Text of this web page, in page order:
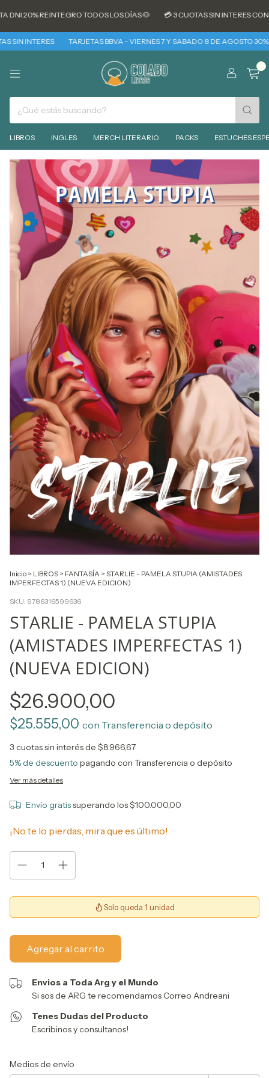
20% REINTEGRO TODOS LOS DÍAS 🐶 💳 3 CUOTAS SIN INTERES CON
INTERES TARJETAS BBVA - VIERNES 7 Y SABADO 8 DE AGOSTO 30%
LIBROS INGLES MERCH LITERARIO PACKS ESTUCHES
Inicio > LIBROS > FANTASÍA > STARLIE - PAMELA STUPIA (AMISTADES
IMPERFECTAS 1) (NUEVA EDICION)
SKU: 9786316599636
STARLIE - PAMELA STUPIA
(AMISTADES IMPERFECTAS 1)
(NUEVA EDICION)
$26.900,00
$25.555,00 con Transferencia o depósito
3 cuotas sin interés de $8.966,67
5% de descuento pagando con Transferencia o depósito
Ver más detalles
Envío gratissuperando los$100.000,00
¡No te lo pierdas, mira que es último!
Solo queda 1 unidad
Envios a Toda Arg y el Mundo
Si sos de ARG te recomendamos Correo Andreani
Tenes Dudas del Producto
Escribinos y consultanos!
Entregas para el CP:
Medios de envío